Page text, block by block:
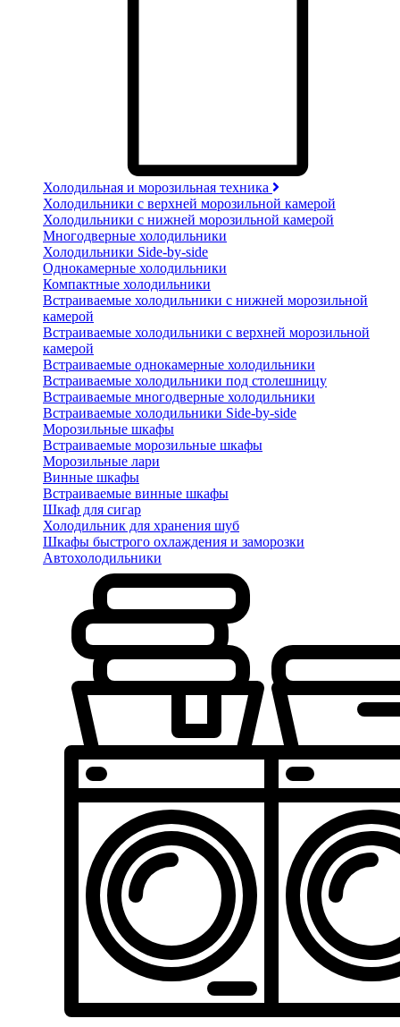
Холодильная и морозильная техника
Холодильники с верхней морозильной камерой
Холодильники с нижней морозильной камерой
Многодверные холодильники
Холодильники Side-by-side
Однокамерные холодильники
Компактные холодильники
Встраиваемые холодильники с нижней морозильной
камерой
Встраиваемые холодильники с верхней морозильной
камерой
Встраиваемые однокамерные холодильники
Встраиваемые холодильники под столешницу
Встраиваемые многодверные холодильники
Встраиваемые холодильники Side-by-side
Морозильные шкафы
Встраиваемые морозильные шкафы
Морозильные лари
Винные шкафы
Встраиваемые винные шкафы
Шкаф для сигар
Холодильник для хранения шуб
Шкафы быстрого охлаждения и заморозки
Автохолодильники